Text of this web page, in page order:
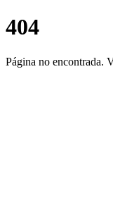
404
Página no encontrada.